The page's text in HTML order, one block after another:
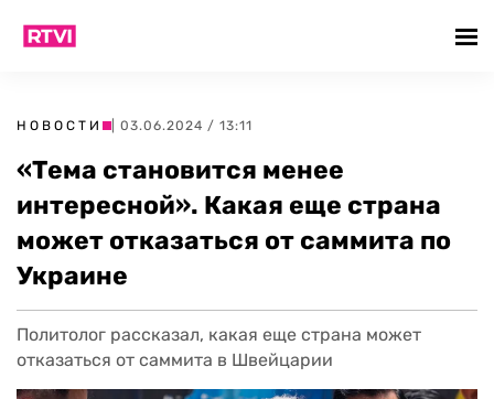
НОВОСТИ | 03.06.2024 / 13:11
«Тема становится менее
интересной». Какая еще страна
может отказаться от саммита по
Украине
Политолог рассказал, какая еще страна может
отказаться от саммита в Швейцарии